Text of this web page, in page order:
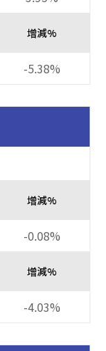
增減%
-5.38%
增減%
-0.08%
增減%
-4.03%